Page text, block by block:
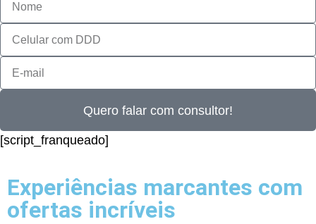
Quero falar com consultor!
[script_franqueado]
Experiências marcantes com
ofertas incríveis